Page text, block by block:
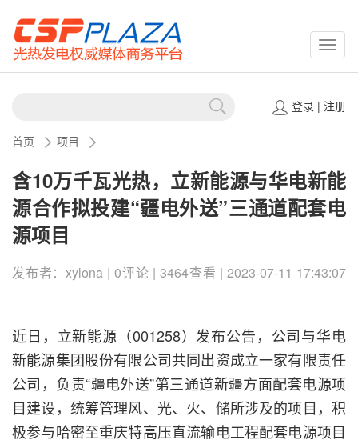
登录| 注册
首页 项目
含10万千瓦光热，立新能源与华电新能
源合作拟投建“疆电外送”三通道配套电
源项目
发布者：xylona | 0评论 | 3464查看 | 2023-07-11 17:43:07
近日，立新能源（001258）发布公告，公司与华电
新能源集团股份有限公司共同出资成立一家有限责任
公司，负责“疆电外送”第三通道新疆方面配套电源项
目建设，统筹管理风、光、火、储所涉及的项目，积
极参与哈密至重庆特高压直流输电工程配套电源项目